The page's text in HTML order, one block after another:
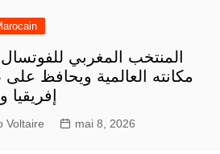
المنتخب المغربي
مكانته العالمية ويحافظ
Voltaire mai 8, 2026